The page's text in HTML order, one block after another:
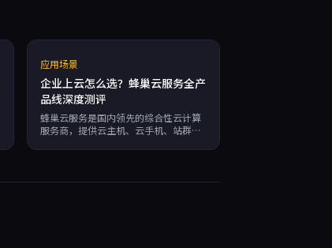
应用场景
企业上云怎么选？蜂巢云服务全产
品线深度测评
蜂巢云服务是国内领先的综合性云计算
服务商，提供云主机、云手机、站群
对游戏、电商、教育等行业提供定制服